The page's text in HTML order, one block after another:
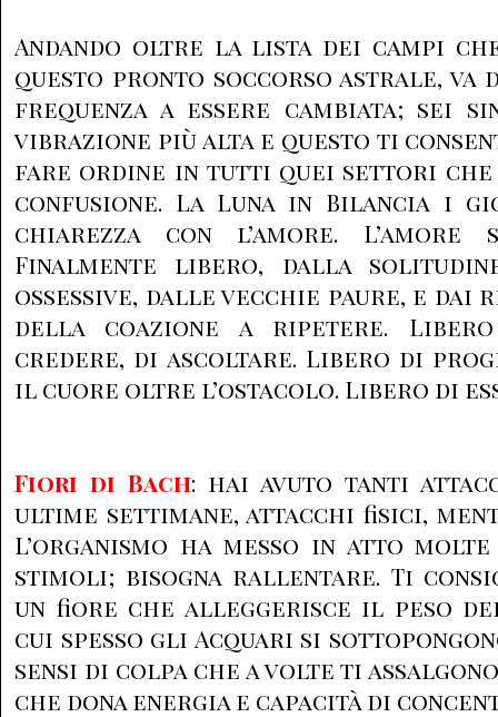
Andando oltre la lista dei campi
questo pronto soccorso astrale, va
frequenza a essere cambiata; sei
vibrazione più alta e questo ti
fare ordine in tutti quei settori che
confusione. La Luna in Bilancia i
chiarezza con l’amore. L’amore
Finalmente libero, dalla
ossessive, dalle vecchie paure, e dai
della coazione a ripetere.
credere, di ascoltare. Libero di
il cuore oltre l’ostacolo. Libero di
Fiori di Bach: hai avuto tanti
ultime settimane, attacchi fisici,
L’organismo ha messo in atto
stimoli; bisogna rallentare. Ti
un fiore che alleggerisce il peso
cui spesso gli Acquari si
sensi di colpa che a volte ti
che dona energia e capacità di